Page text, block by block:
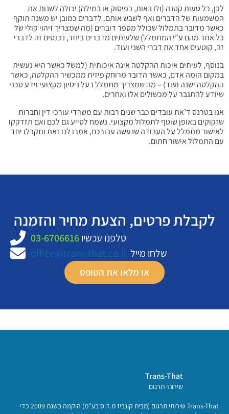
לכן, כל טעות קטנה (ולו באות, בפיסוק או במילה) יכולה לשנות את
המשמעות של הדברים ואף לשבש אותם. לדברים כמובן יש משנה תוקף
כאשר מדובר בתמלול שכולל מספר דוברים (מה שמצריך זיהוי קולי של
כל אחד מהם ע”י המתמלל) שלעיתים מדברים ביחד, נכנסים זה לדברי
זה, קוטעים אחד את דברי השני ועוד.
בנוסף, לעיתים איכות ההקלטה אינה איכותית (למשל כאשר היא נעשית
במקום הומה אדם, כאשר הדובר מרוחק פיזית ממכשיר ההקלטה, כאשר
ההקלטה ישנה ועוד) – מה שמצריך מתמלל בעל ניסיון מקצועי וידע טכני
שיודע להתגבר על מכשולים אלו ואחרים.
אנו בטרנס ד’את עובדים כבר שנים רבות עם משרדי עורכי דין וחברות
שזקוקים באופן שוטף לתמלול מקצועי. נשמח לסייע גם לכם ואם תזדקקו
לאישור מתמלל על העבודה שנעשה עבורכם, אמרו לנו זאת ותקבלו יחד
עם התמלול אישור חתום.
לקבלת פרטים, הצעת מחיר והזמנה
טלפנו עכשיו03-6706616
שלחו מייל office@trans-that.co.il
או מלאו את הטופס
Trans-That
שירותי תרגום
Trans-That שירותי תרגום (מבית קונביז מ.ד.ס בע”מ) הוקמה בשנת 2009 כדי